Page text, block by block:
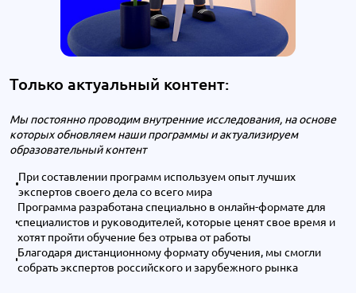
Только актуальный контент:
Мы постоянно проводим внутренние исследования, на основе
которых обновляем наши программы и актуализируем
образовательный контент
При составлении программ используем опыт лучших
экспертов своего дела со всего мира
Программа разработана специально в онлайн-формате для
специалистов и руководителей, которые ценят свое время и
хотят пройти обучение без отрыва от работы
Благодаря дистанционному формату обучения, мы смогли
собрать экспертов российского и зарубежного рынка